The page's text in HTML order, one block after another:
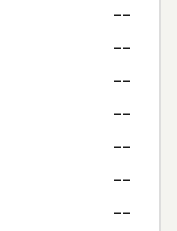
--
--
--
--
--
--
--